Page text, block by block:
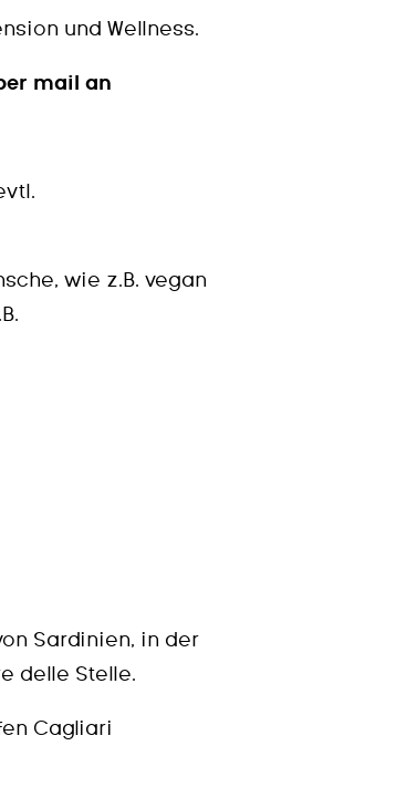
und Wellness.
mail an
wie z.B. vegan
Sardinien, in der
delle Stelle.
Cagliari